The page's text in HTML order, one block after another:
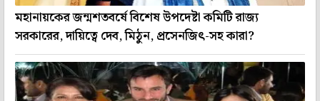
মহানায়কের জন্মশতবর্ষে বিশেষ উপদেষ্টা কমিটি রাজ্য
সরকারের, দায়িত্বে দেব, মিঠুন, প্রসেনজিৎ-সহ কারা?